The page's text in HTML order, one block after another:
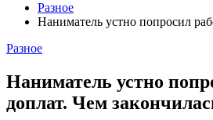
Разное
Наниматель устно попросил
Разное
Наниматель устно
доплат. Чем